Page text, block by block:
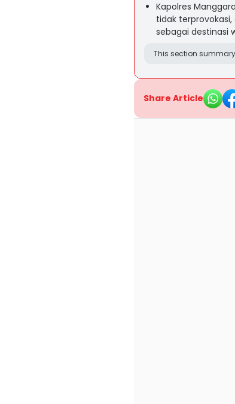
Kapolres
tidak
sebagai destinasi
This section
Share Article